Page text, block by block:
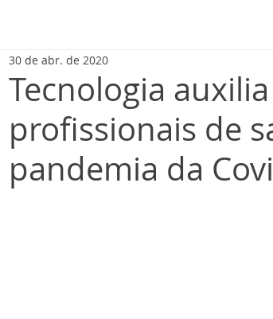
Tecnologia
profissionais de
pandemia da
30 de abr. de 2020